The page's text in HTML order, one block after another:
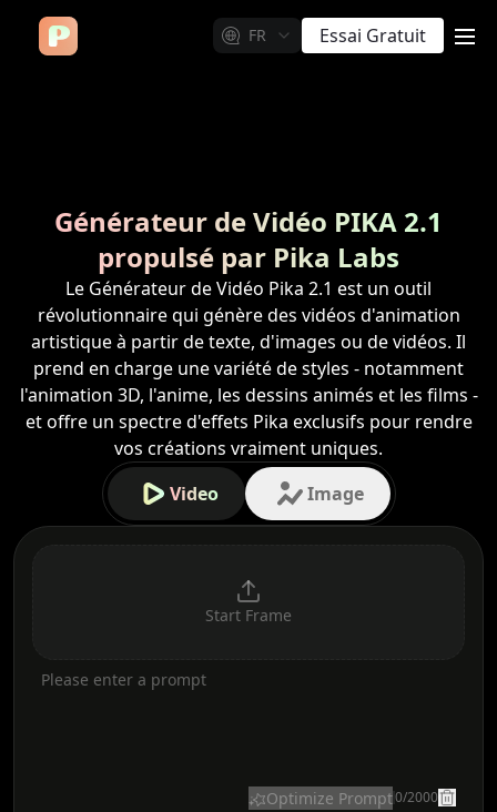
FR Essai Gratuit
Générateur de Vidéo PIKA 2.1
propulsé par Pika Labs
Le Générateur de Vidéo Pika 2.1 est un outil
révolutionnaire qui génère des vidéos d'animation
artistique à partir de texte, d'images ou de vidéos. Il
prend en charge une variété de styles - notamment
l'animation 3D, l'anime, les dessins animés et les films -
et offre un spectre d'effets Pika exclusifs pour rendre
vos créations vraiment uniques.
Video
Image
Start Frame
Optimize Prompt0/2000